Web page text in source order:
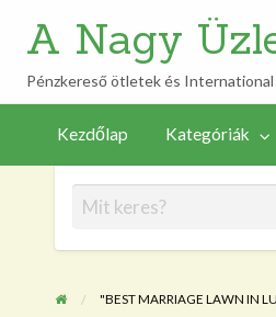
Tagságok
Hirdetési
szabályzat
A Nagy
Pénzkereső ötletek és International
Kezdőlap Kategóriák
"BEST MARRIAGE LAWN IN